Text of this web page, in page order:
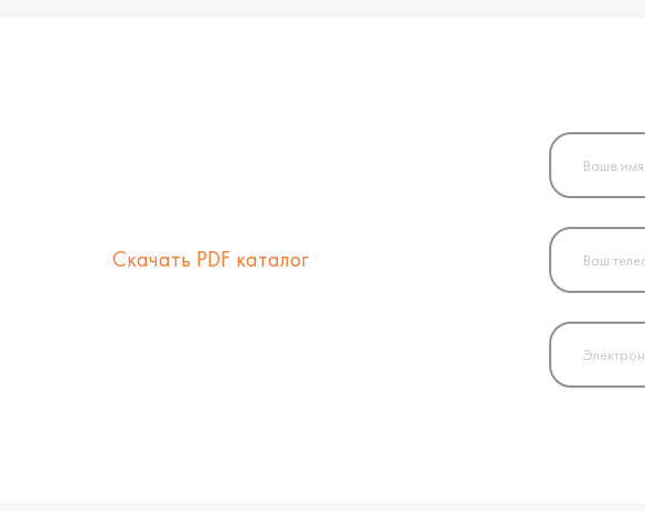
Скачать PDF каталог